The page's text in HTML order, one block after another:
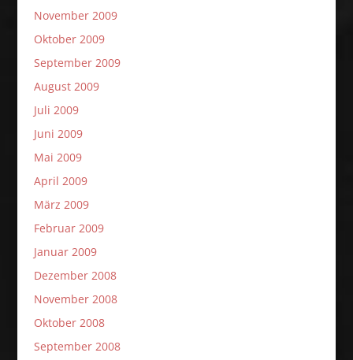
November 2009
Oktober 2009
September 2009
August 2009
Juli 2009
Juni 2009
Mai 2009
April 2009
März 2009
Februar 2009
Januar 2009
Dezember 2008
November 2008
Oktober 2008
September 2008